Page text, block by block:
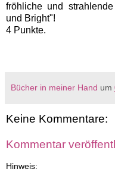
fröhliche und
und Bright"!
4 Punkte.
Bücher in meiner Hand um
Keine Kommentare:
Kommentar
Hinweis: